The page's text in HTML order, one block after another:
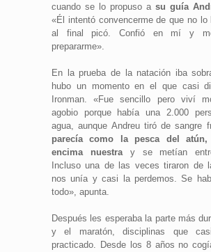
cuando se lo propuso a su guía
«Él intentó convencerme de que no lo
al final picó. Confió en mí y
prepararme».
En la prueba de la natación iba
hubo un momento en el que casi
Ironman. «Fue sencillo pero viví
agobio porque había una 2.000
agua, aunque Andreu tiró de sangre
parecía como la pesca del atún,
encima nuestray se metían
Incluso una de las veces tiraron de
nos unía y casi la perdemos. Se
todo», apunta.
Después les esperaba la parte más
y el maratón, disciplinas que
practicado. Desde los 8 años no